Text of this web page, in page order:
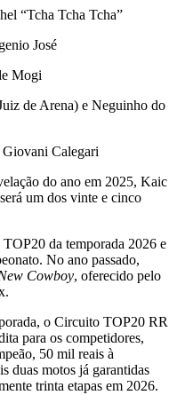
“Tcha Tcha Tcha”
José
Mogi
de Arena) e Neguinho do
Calegari
do ano em 2025, Kaic
um dos vinte e cinco
da temporada 2026 e
No ano passado,
Cowboy, oferecido pelo
o Circuito TOP20 RR
para os competidores,
50 mil reais à
duas motos já garantidas
trinta etapas em 2026.